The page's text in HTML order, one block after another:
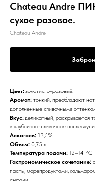
Chateau Andre
сухое розовое.
Chateau Andre
Цвет: золотисто-розовый.
Аромат: тонкий, преобладают
дополненные сливочными
Вкус: деликатный, раскрывается
в клубнично-сливочное
Алкоголь: 13,5%
Объем: 0,75 л.
Температура подачи: 12–14 °С
Гастрономическое сочетание:
пасты, морепродуктами,
сырами.